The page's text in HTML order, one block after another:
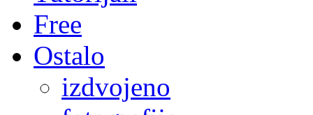
Free
Ostalo
izdvojeno